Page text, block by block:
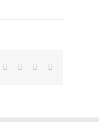
LinkedInWhatsApp